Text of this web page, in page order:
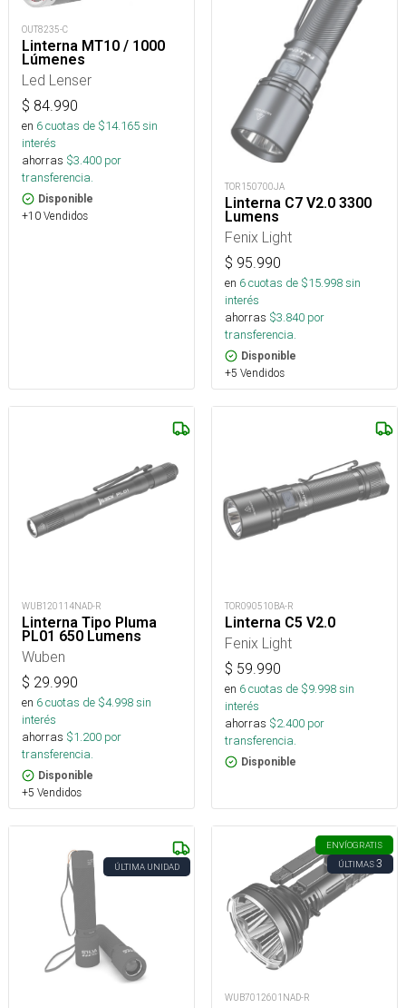
OUT8235-C
Linterna MT10 / 1000
Lúmenes
Led Lenser
$ 84.990
en 6cuotas de $14.165sin
interés
ahorras $3.400 por
transferencia.
Disponible
+10 Vendidos
TOR150700JA
Linterna C7 V2.0 3300
Lumens
Fenix Light
$ 95.990
en 6cuotas de $15.998sin
interés
ahorras $3.840 por
transferencia.
Disponible
+5 Vendidos
WUB120114NAD-R
Linterna Tipo Pluma
PL01 650 Lumens
Wuben
$ 29.990
en 6cuotas de $4.998sin
interés
ahorras $1.200 por
transferencia.
Disponible
+5 Vendidos
TOR090510BA-R
Linterna C5 V2.0
Fenix Light
$ 59.990
en 6cuotas de $9.998sin
interés
ahorras $2.400 por
transferencia.
Disponible
ÚLTIMA UNIDAD
ENVÍOGRATIS
ÚLTIMAS3
WUB7012601NAD-R